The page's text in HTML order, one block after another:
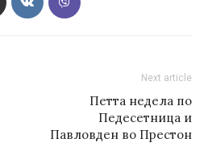
Next article
Петта недела по
Педесетница и
Павловден во Престон